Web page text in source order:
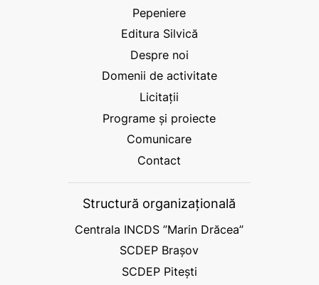
Pepeniere
Editura Silvică
Despre noi
Domenii de activitate
Licitații
Programe și proiecte
Comunicare
Contact
Structură organizațională
Centrala INCDS ”Marin Drăcea”
SCDEP Brașov
SCDEP Pitești